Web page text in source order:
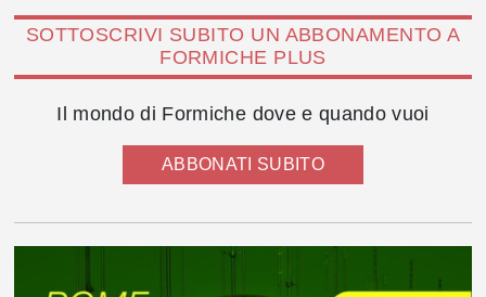
SOTTOSCRIVI SUBITO UN ABBONAMENTO A
FORMICHE PLUS
Il mondo di Formiche dove e quando vuoi
ABBONATI SUBITO